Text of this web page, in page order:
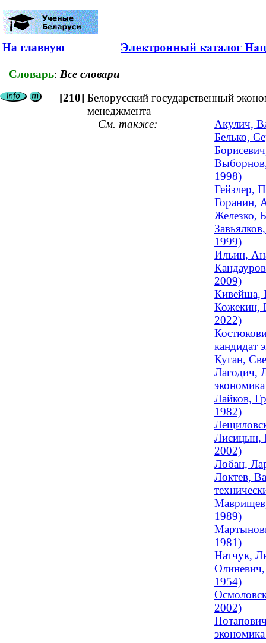
На главную
Словарь: Все словари
[210] Белорусский государственный
менеджмента
См. также:
Акулич,
Белько,
1998)
Гейзлер,
Горанин,
Железко,
1999)
Ильин,
2009)
Кивейша,
Кожекин,
2022)
кандидат
Куган,
Лагодич,
Лайков,
1982)
Лисицын,
2002)
Лобан,
Локтев,
1989)
1981)
Натчук,
Олиневич,
1954)
2002)